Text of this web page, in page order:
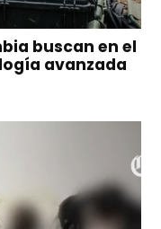
buscan en el
avanzada